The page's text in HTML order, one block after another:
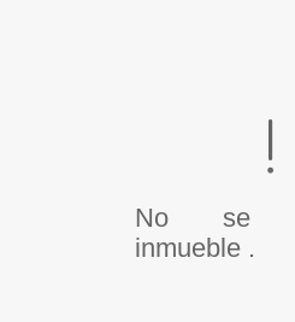
No se
inmueble .